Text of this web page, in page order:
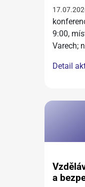
9:00,
Varech;
Detail
a